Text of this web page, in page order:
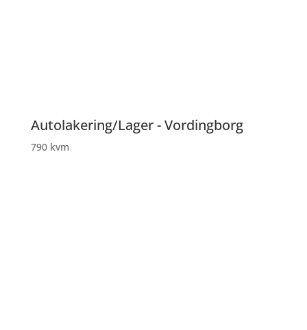
Autolakering/Lager - Vordingborg
790 kvm